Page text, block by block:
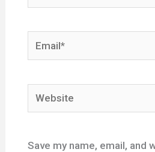
Email*
Website
Save my name, email, and